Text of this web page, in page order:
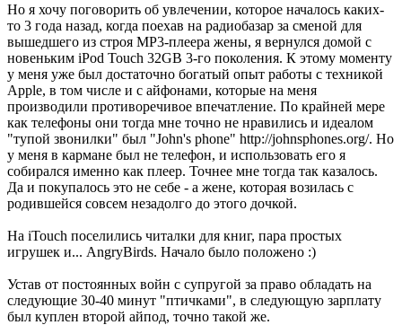
Но я хочу поговорить об увлечении, которое началось каких-
то 3 года назад, когда поехав на радиобазар за сменой для
вышедшего из строя МР3-плеера жены, я вернулся домой с
новеньким iPod Touch 32GB 3-го поколения. К этому моменту
у меня уже был достаточно богатый опыт работы с техникой
Apple, в том числе и с айфонами, которые на меня
производили противоречивое впечатление. По крайней мере
как телефоны они тогда мне точно не нравились и идеалом
"тупой звонилки" был "John's phone" http://johnsphones.org/. Но
у меня в кармане был не телефон, и использовать его я
собирался именно как плеер. Точнее мне тогда так казалось.
Да и покупалось это не себе - а жене, которая возилась с
родившейся совсем незадолго до этого дочкой.
На iTouch поселились читалки для книг, пара простых
игрушек и... AngryBirds. Начало было положено :)
Устав от постоянных войн с супругой за право обладать на
следующие 30-40 минут "птичками", в следующую зарплату
был куплен второй айпод, точно такой же.